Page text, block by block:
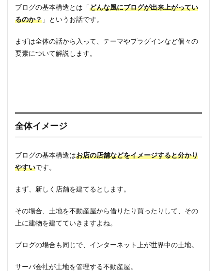
ブログの基本構造とは「どんな風にブログが出来上がってい
るのか？ 」というお話です。
まずは全体の話から入って、テーマやプラグインなど個々の
要素について解説します。
全体イメージ
ブログの基本構造はお店の店舗などをイメージすると分かり
やすいです。
まず、新しく店舗を建てるとします。
その場合、土地を不動産屋から借りたり買ったりして、その
上に建物を建てていきますよね。
ブログの場合も同じで、インターネット上が世界中の土地。
サーバ会社が土地を管理する不動産屋。